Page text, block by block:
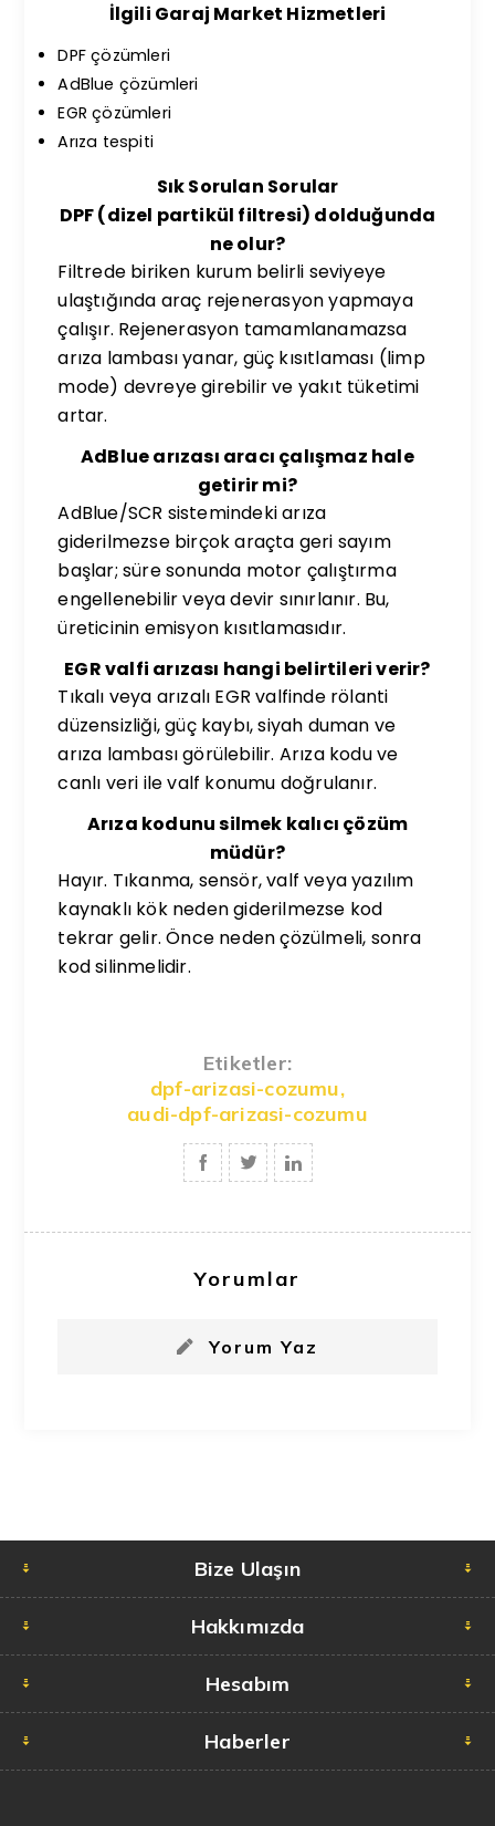
İlgili Garaj Market Hizmetleri
DPF çözümleri
AdBlue çözümleri
EGR çözümleri
Arıza tespiti
Sık Sorulan Sorular
DPF (dizel partikül filtresi) dolduğunda
ne olur?
Filtrede biriken kurum belirli seviyeye
ulaştığında araç rejenerasyon yapmaya
çalışır. Rejenerasyon tamamlanamazsa
arıza lambası yanar, güç kısıtlaması (limp
mode) devreye girebilir ve yakıt tüketimi
artar.
AdBlue arızası aracı çalışmaz hale
getirir mi?
AdBlue/SCR sistemindeki arıza
giderilmezse birçok araçta geri sayım
başlar; süre sonunda motor çalıştırma
engellenebilir veya devir sınırlanır. Bu,
üreticinin emisyon kısıtlamasıdır.
EGR valfi arızası hangi belirtileri verir?
Tıkalı veya arızalı EGR valfinde rölanti
düzensizliği, güç kaybı, siyah duman ve
arıza lambası görülebilir. Arıza kodu ve
canlı veri ile valf konumu doğrulanır.
Arıza kodunu silmek kalıcı çözüm
müdür?
Hayır. Tıkanma, sensör, valf veya yazılım
kaynaklı kök neden giderilmezse kod
tekrar gelir. Önce neden çözülmeli, sonra
kod silinmelidir.
Etiketler:
dpf-arizasi-cozumu,
audi-dpf-arizasi-cozumu
Yorumlar
Yorum Yaz
Bize Ulaşın
Hakkımızda
Hesabım
Haberler